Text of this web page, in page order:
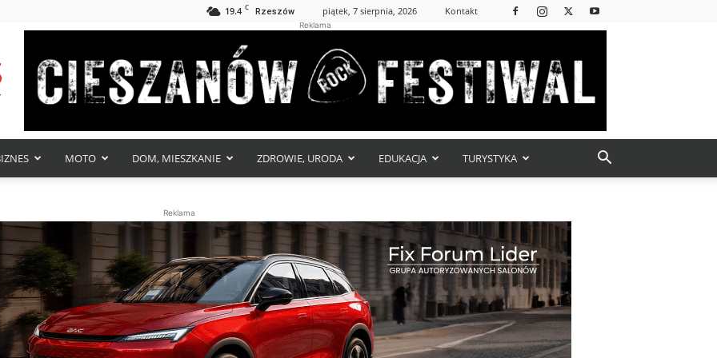
19.4 C Rzeszów piątek, 7 sierpnia, 2026 Kontakt
Reklama
MOTO DOM, MIESZKANIE ZDROWIE, URODA EDUKACJA TURYSTYKA
Reklama